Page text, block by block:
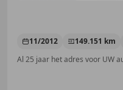
11/2012 149.151 km
Al 25 jaar het adres voor UW